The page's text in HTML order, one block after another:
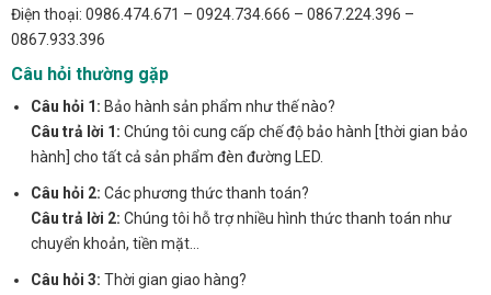
Điện thoại: 0986.474.671 – 0924.734.666 – 0867.224.396 –
0867.933.396
Câu hỏi thường gặp
Câu hỏi 1: Bảo hành sản phẩm như thế nào?
Câu trả lời 1: Chúng tôi cung cấp chế độ bảo hành [thời gian bảo
hành] cho tất cả sản phẩm đèn đường LED.
Câu hỏi 2: Các phương thức thanh toán?
Câu trả lời 2: Chúng tôi hỗ trợ nhiều hình thức thanh toán như
chuyển khoản, tiền mặt…
Câu hỏi 3: Thời gian giao hàng?